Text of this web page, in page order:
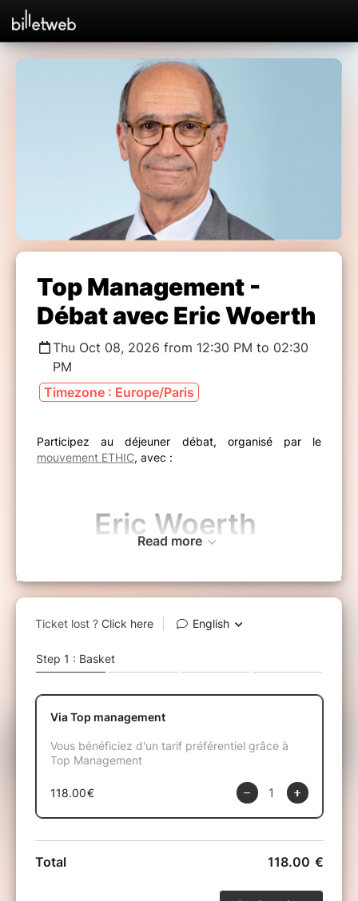
Top Management -
Débat avec Eric Woerth
Thu Oct 08, 2026 from 12:30 PM to 02:30
PM
Timezone : Europe/Paris
Participez au déjeuner débat, organisé par le
mouvement ETHIC, avec :
Eric Woerth
Président du PMU,
"Entreprendre en France, un "pari"
Read more